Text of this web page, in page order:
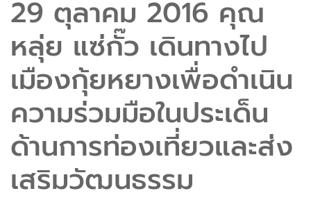
29 ตุลาคม 2016 คุณ
หลุ่ย แซ่กั๊ว เดินทางไป
เมืองกุ้ยหยางเพื่อดำเนิน
ความร่วมมือในประเด็น
ด้านการท่องเที่ยวและส่ง
เสริมวัฒนธรรม